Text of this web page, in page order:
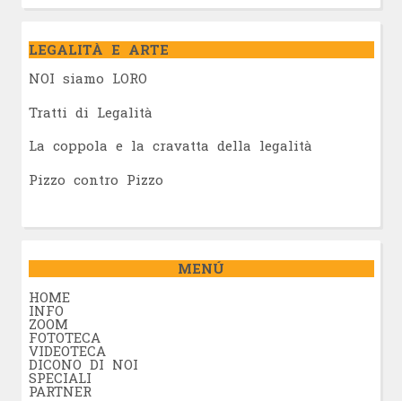
LEGALITÀ E ARTE
NOI siamo LORO
Tratti di Legalità
La coppola e la cravatta della legalità
Pizzo contro Pizzo
MENÚ
HOME
INFO
ZOOM
FOTOTECA
VIDEOTECA
DICONO DI NOI
SPECIALI
PARTNER